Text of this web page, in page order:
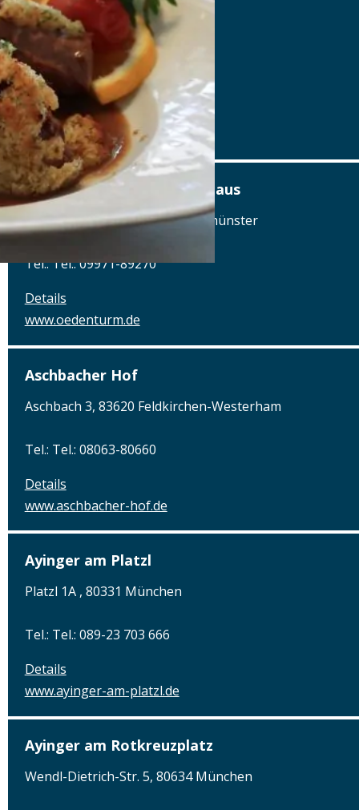
Marktplatz 1, 82031 Grünwald
Tel.: Tel.: 089-6419340
Details
www.alterwirt.de
Am Ödenturm – Das Gasthaus
Am Ödenturm 11, 93413 Chammünster
Tel.: Tel.: 09971-89270
Details
www.oedenturm.de
Aschbacher Hof
Aschbach 3, 83620 Feldkirchen-Westerham
Tel.: Tel.: 08063-80660
Details
www.aschbacher-hof.de
Ayinger am Platzl
Platzl 1A , 80331 München
Tel.: Tel.: 089-23 703 666
Details
www.ayinger-am-platzl.de
Ayinger am Rotkreuzplatz
Wendl-Dietrich-Str. 5, 80634 München